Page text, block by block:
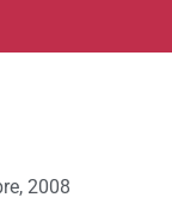
2008